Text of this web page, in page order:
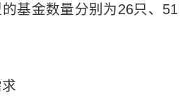
基金数量分别为26只、51